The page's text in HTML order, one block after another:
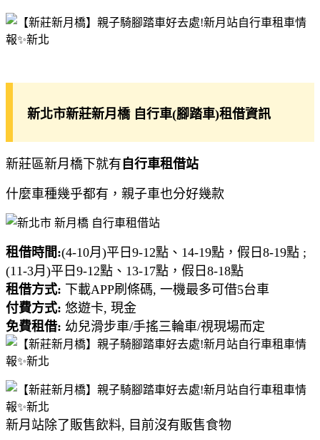
新北市新莊新月橋 自行車(腳踏車)租借資訊
新莊區新月橋下就有 自行車租借站
什麼車種幾乎都有，親子車也分好幾款
租借時間:(4-10月)平日9-12點、14-19點，假日8-19點 ;
(11-3月)平日9-12點、13-17點，假日8-18點
租借方式:
下載APP刷條碼, 一機最多可借5台車
付費方式: 悠遊卡, 現金
免費租借: 幼兒滑步車/手搖三輪車/視現場而定
新月站除了販售飲料, 目前沒有販售食物